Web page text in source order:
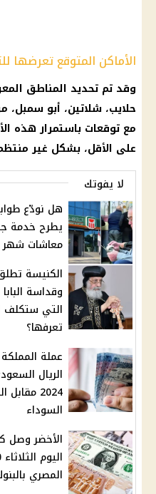
الأماكن المتوقع تعرضها
وقد تم تحديد المناطق
حلايب، شلاتين، أبو سمبل،
مع توقعات باستمرار هذه
على الأقل، بشكل غير
لا يفوتك
يطرح خدمة
معاشات شهر
الكنيسة
وقداسة
التي ستكلف
تعرفها؟
عملة
2024
السوداء
الأخضر وصل
المصري